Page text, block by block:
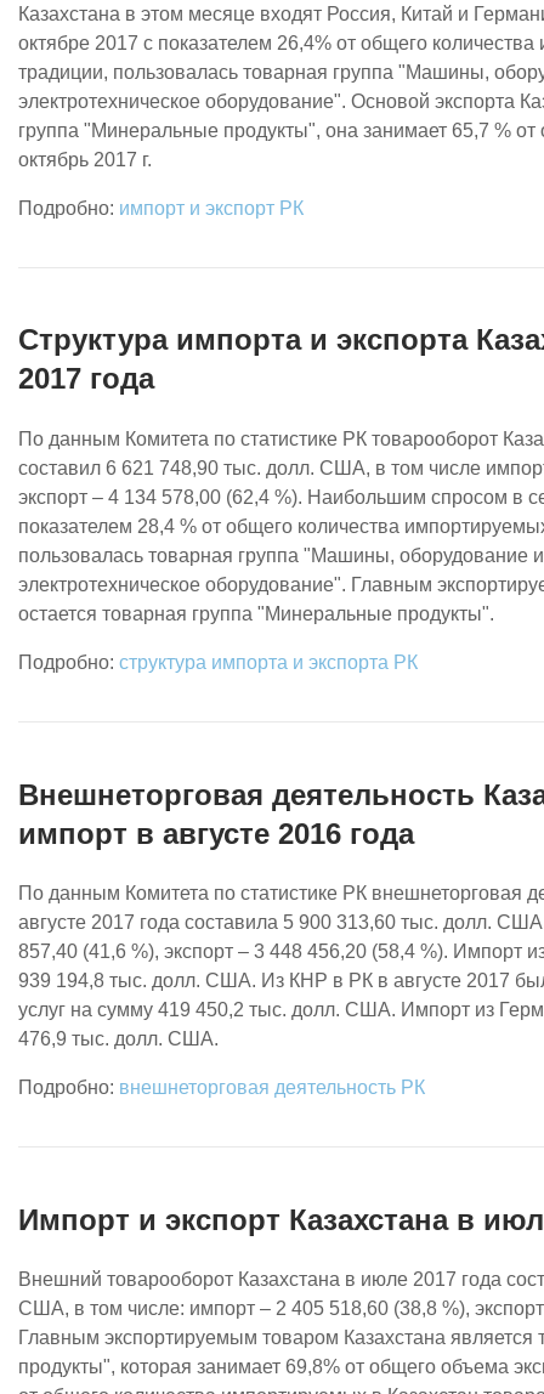
Казахстана в этом месяце входят Россия, Китай и
октябре 2017 с показателем 26,4% от общего
традиции, пользовалась товарная группа "Машины,
электротехническое оборудование". Основой экспорта
группа "Минеральные продукты", она занимает 65,7 %
октябрь 2017 г.
импорт и экспорт РК
Структура импорта и экспорта
2017 года
По данным Комитета по статистике РК товарооборот
составил 6 621 748,90 тыс. долл. США, в том числе
экспорт – 4 134 578,00 (62,4 %). Наибольшим спросом в
показателем 28,4 % от общего количества
пользовалась товарная группа "Машины, оборудование
электротехническое оборудование". Главным
остается товарная группа "Минеральные продукты".
структура импорта и экспорта РК
Внешнеторговая деятельность
импорт в августе 2016 года
По данным Комитета по статистике РК внешнеторговая
августе 2017 года составила 5 900 313,60 тыс. долл.
857,40 (41,6 %), экспорт – 3 448 456,20 (58,4 %). Импорт
939 194,8 тыс. долл. США. Из КНР в РК в августе 2017
услуг на сумму 419 450,2 тыс. долл. США. Импорт из
476,9 тыс. долл. США.
внешнеторговая деятельность РК
Импорт и экспорт Казахстана в
Внешний товарооборот Казахстана в июле 2017 года
США, в том числе: импорт – 2 405 518,60 (38,8 %),
Главным экспортируемым товаром Казахстана
продукты", которая занимает 69,8% от общего объема